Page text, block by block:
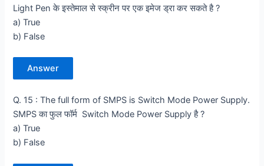
Light Pen के इस्तेमाल से स्क्रीन पर एक इमेज ड्रा कर सकते है ?
a) True
b) False
Answer
Q. 15 : The full form of SMPS is Switch Mode Power Supply.
SMPS का फुल फॉर्म Switch Mode Power Supply है ?
a) True
b) False